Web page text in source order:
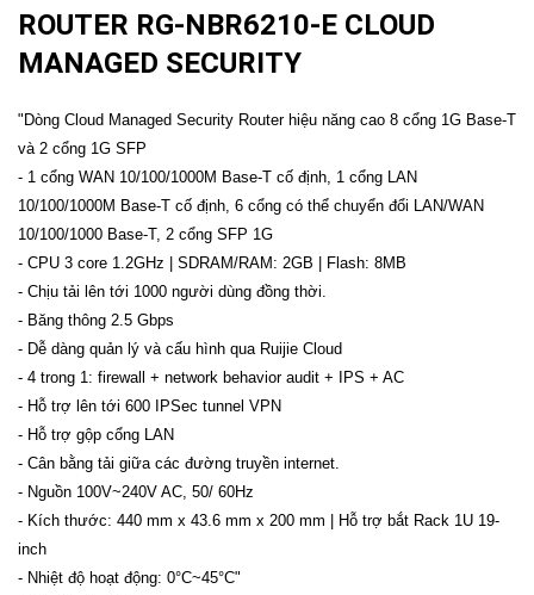
ROUTER RG-NBR6210-E CLOUD
MANAGED SECURITY
"Dòng Cloud Managed Security Router hiệu năng cao 8 cổng 1G Base-T
và 2 cổng 1G SFP
- 1 cổng WAN 10/100/1000M Base-T cố định, 1 cổng LAN
10/100/1000M Base-T cố định, 6 cổng có thể chuyển đổi LAN/WAN
10/100/1000 Base-T, 2 cổng SFP 1G
- CPU 3 core 1.2GHz | SDRAM/RAM: 2GB | Flash: 8MB
- Chịu tải lên tới 1000 người dùng đồng thời.
- Băng thông 2.5 Gbps
- Dễ dàng quản lý và cấu hình qua Ruijie Cloud
- 4 trong 1: firewall + network behavior audit + IPS + AC
- Hỗ trợ lên tới 600 IPSec tunnel VPN
- Hỗ trợ gộp cổng LAN
- Cân bằng tải giữa các đường truyền internet.
- Nguồn 100V~240V AC, 50/ 60Hz
- Kích thước: 440 mm x 43.6 mm x 200 mm | Hỗ trợ bắt Rack 1U 19-
inch
- Nhiệt độ hoạt động: 0°C~45°C"